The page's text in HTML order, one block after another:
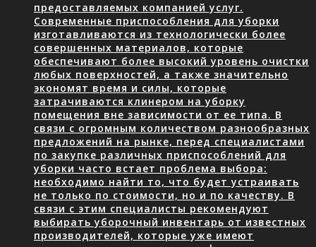
предоставляемых компанией услуг.
Современные приспособления для уборки
изготавливаются из технологически более
совершенных материалов, которые
обеспечивают более высокий уровень очистки
любых поверхностей, а также значительно
экономят время и силы, которые
затрачиваются клинером на уборку
помещения вне зависимости от ее типа. В
связи с огромным количеством разнообразных
предложений на рынке, перед специалистами
по закупке различных приспособлений для
уборки часто встает проблема выбора:
необходимо найти то, что будет устраивать
не только по стоимости, но и по качеству. В
связи с этим специалисты рекомендуют
выбирать уборочный инвентарь от известных
производителей, которые уже имеют